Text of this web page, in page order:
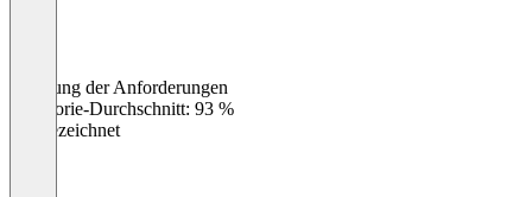
Erfüllung der Anforderungen
Kategorie-Durchschnitt: 93 %
Ausgezeichnet